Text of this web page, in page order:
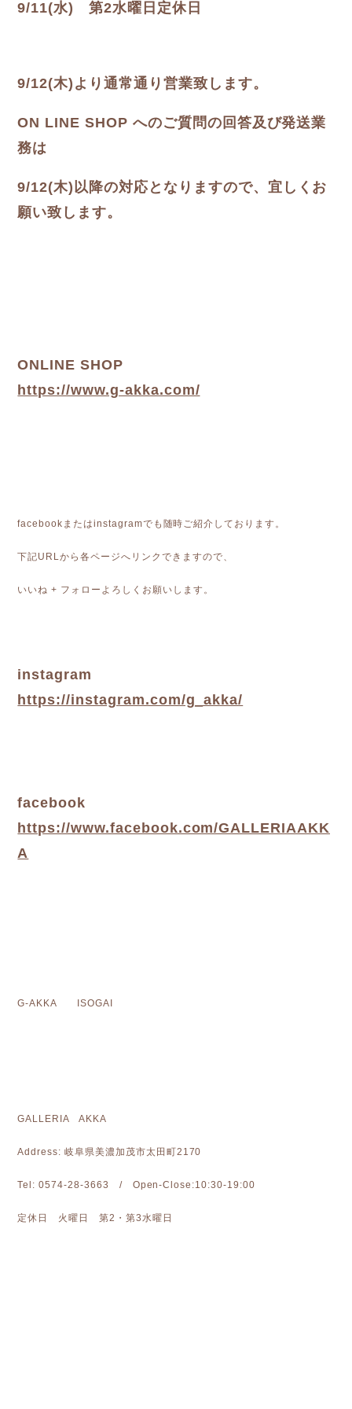
9/11(水) 第2水曜日定休日
9/12(木)より通常通り営業致します。
ON LINE SHOP へのご質問の回答及び発送業
務は
9/12(木)以降の対応となりますので、宜しくお
願い致します。
ONLINE SHOP
https://www.g-akka.com/
facebookまたはinstagramでも随時ご紹介しております。
下記URLから各ページへリンクできますので、
いいね + フォローよろしくお願いします。
instagram
https://instagram.com/g_akka/
facebook
https://www.facebook.com/GALLERIAAKK
A
G-AKKA ISOGAI
GALLERIA AKKA
Address: 岐阜県美濃加茂市太田町2170
Tel: 0574-28-3663 / Open-Close:10:30-19:00
定休日 火曜日 第2・第3水曜日